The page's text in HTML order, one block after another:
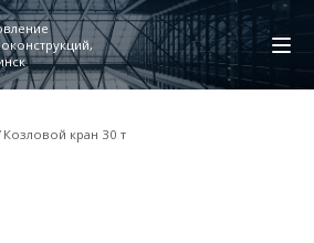
Козловой кран 30 т